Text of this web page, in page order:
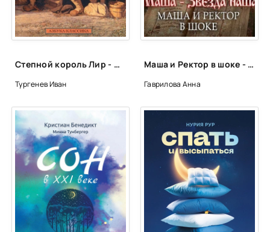
Степной король Лир - Иван Тургенев
Тургенев Иван
Маша и Ректор в шоке - Анна Гаврилова
Гаврилова Анна